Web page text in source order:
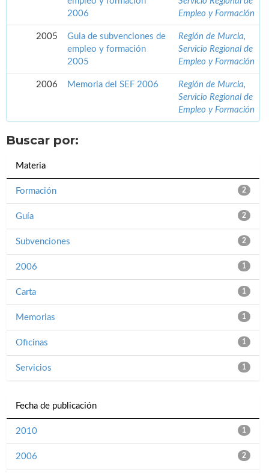
2006
Empleo y Formación
2005
Guia de subvenciones de
empleo y formación
2005
Región de Murcia,
Servicio Regional de
Empleo y Formación
2006 Memoria del SEF 2006
Región de Murcia,
Servicio Regional de
Empleo y Formación
Buscar por:
Materia
2
Formación
2
Guía
2
Subvenciones
1
2006
1
Carta
1
Memorias
1
Oficinas
1
Servicios
Fecha de publicación
1
2010
2
2006